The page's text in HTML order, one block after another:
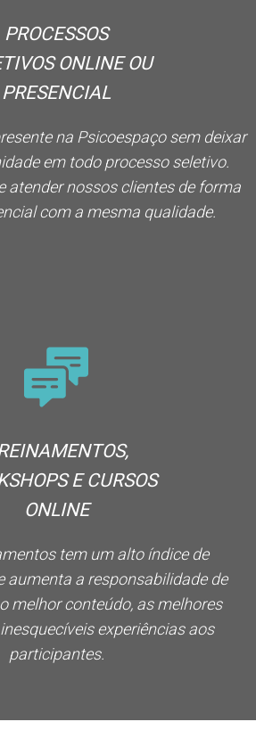
PROCESSOS
ONLINE OU
PRESENCIAL
na Psicoespaço sem deixar
em todo processo seletivo.
atender nossos clientes de forma
com a mesma qualidade.
E CURSOS
ONLINE
tem um alto índice de
aumenta a responsabilidade de
melhor conteúdo, as melhores
experiências aos
participantes.